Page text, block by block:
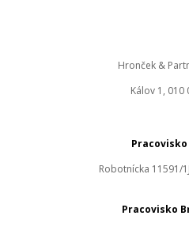
Robotnícka 11591/
Hronček &
Kálov 1, 010
Pracovisko